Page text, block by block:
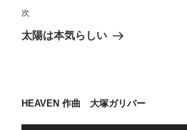
ビ
ゲ
ン
稿
次
の
次
太陽は本気らしい
HEAVEN 作曲 大塚ガリバー